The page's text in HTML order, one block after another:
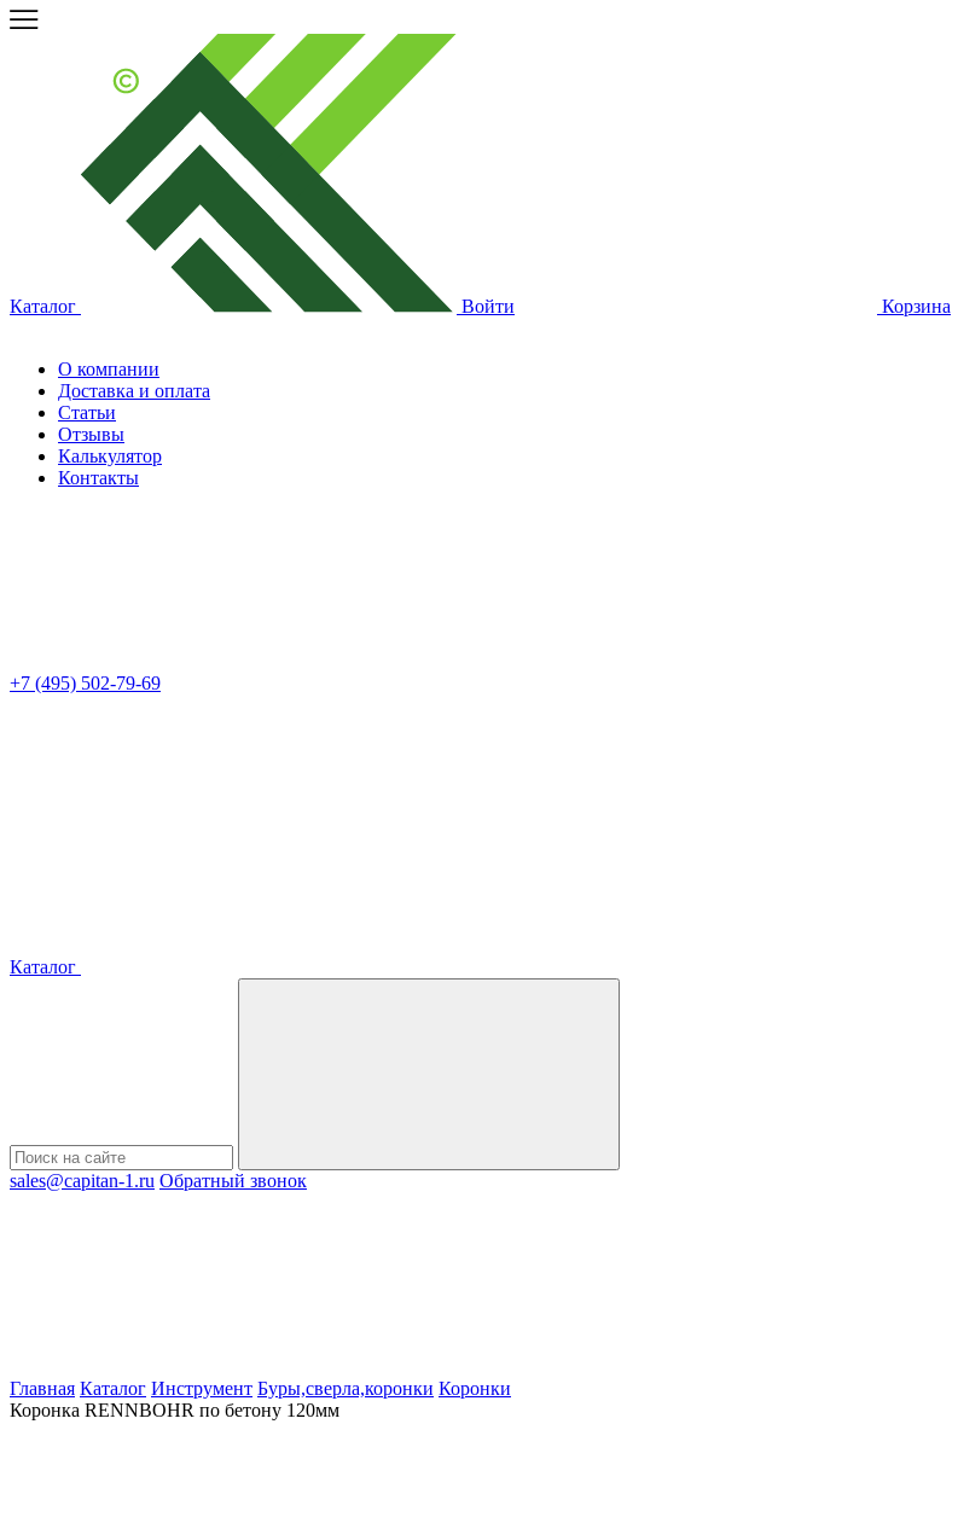
Каталог Войти Корзина
О компании
Доставка и оплата
Статьи
Отзывы
Калькулятор
Контакты
+7 (495) 502-79-69
Каталог
sales@capitan-1.ru Обратный звонок
Главная Каталог Инструмент Буры,сверла,коронки Коронки
Коронка RENNBOHR по бетону 120мм